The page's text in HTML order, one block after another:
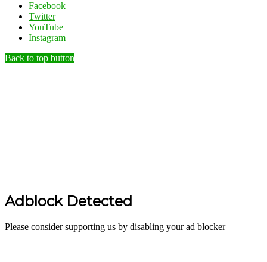
Facebook
Twitter
YouTube
Instagram
Back to top button
Adblock Detected
Please consider supporting us by disabling your ad blocker